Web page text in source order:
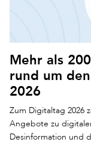
Mehr als
rund um
2026
Zum Digitaltag 2026
Angebote zu
Desinformation und